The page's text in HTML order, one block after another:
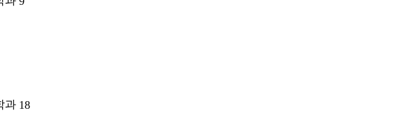
과 18